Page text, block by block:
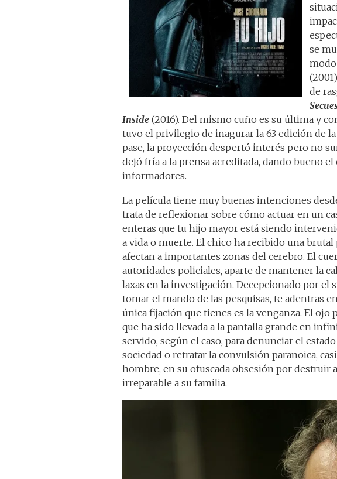
se
de
Inside (2016). Del mismo cuño es su última y
tuvo el privilegio de inagurar la 63 edición de
pase, la proyección despertó interés pero no
dejó fría a la prensa acreditada, dando bueno
informadores.
La película tiene muy buenas intenciones
trata de reflexionar sobre cómo actuar en un
enteras que tu hijo mayor está siendo
a vida o muerte. El chico ha recibido una brutal
afectan a importantes zonas del cerebro. El
autoridades policiales, aparte de mantener la
laxas en la investigación. Decepcionado por el
tomar el mando de las pesquisas, te adentras
única fijación que tienes es la venganza. El ojo
que ha sido llevada a la pantalla grande en
servido, según el caso, para denunciar el
sociedad o retratar la convulsión paranoica,
hombre, en su ofuscada obsesión por destruir
irreparable a su familia.